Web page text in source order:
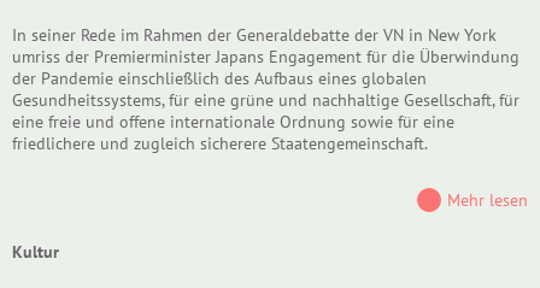
In seiner Rede im Rahmen der Generaldebatte der VN in New York
umriss der Premierminister Japans Engagement für die Überwindung
der Pandemie einschließlich des Aufbaus eines globalen
Gesundheitssystems, für eine grüne und nachhaltige Gesellschaft, für
eine freie und offene internationale Ordnung sowie für eine
friedlichere und zugleich sicherere Staatengemeinschaft.
Mehr lesen
Kultur